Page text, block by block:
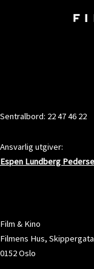
Sentralbord: 22 47 46 22
Ansvarlig utgiver:
Espen Lundberg
Film & Kino
Filmens Hus,
0152 Oslo